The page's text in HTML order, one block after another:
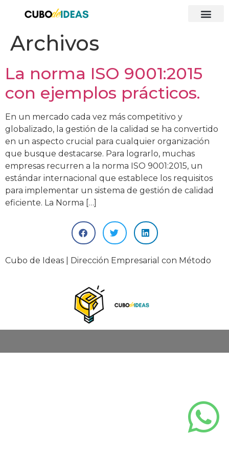
Archivos
La norma ISO 9001:2015
con ejemplos prácticos.
En un mercado cada vez más competitivo y
globalizado, la gestión de la calidad se ha convertido
en un aspecto crucial para cualquier organización
que busque destacarse. Para lograrlo, muchas
empresas recurren a la norma ISO 9001:2015, un
estándar internacional que establece los requisitos
para implementar un sistema de gestión de calidad
eficiente. La Norma […]
Cubo de Ideas | Dirección Empresarial con Método